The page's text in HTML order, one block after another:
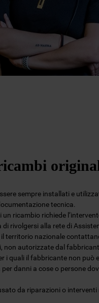
sempre installati e
tecnica.
un ricambio richiede
rivolgersi alla rete di
territorio nazionale
non autorizzate dal
i quali il fabbricante non può
danni a cose o persone
da riparazioni o